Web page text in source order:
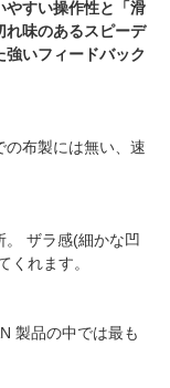
やすい操作性と「滑
れ味のあるスピーデ
強いフィードバック
布製には無い、速
ザラ感(細かな凹
くれます。
製品の中では最も